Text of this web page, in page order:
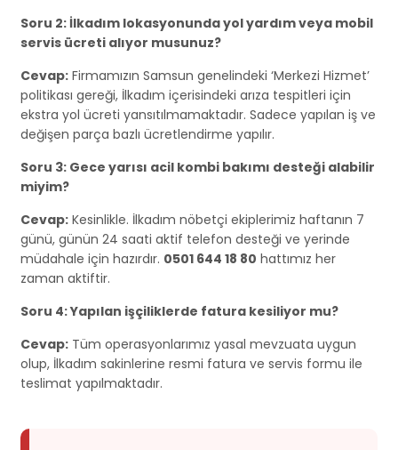
Soru 2: İlkadım lokasyonunda yol yardım veya mobil
servis ücreti alıyor musunuz?
Cevap: Firmamızın Samsun genelindeki ‘Merkezi Hizmet’
politikası gereği, İlkadım içerisindeki arıza tespitleri için
ekstra yol ücreti yansıtılmamaktadır. Sadece yapılan iş ve
değişen parça bazlı ücretlendirme yapılır.
Soru 3: Gece yarısı acil kombi bakımı desteği alabilir
miyim?
Cevap: Kesinlikle. İlkadım nöbetçi ekiplerimiz haftanın 7
günü, günün 24 saati aktif telefon desteği ve yerinde
müdahale için hazırdır. 0501 644 18 80 hattımız her
zaman aktiftir.
Soru 4: Yapılan işçiliklerde fatura kesiliyor mu?
Cevap: Tüm operasyonlarımız yasal mevzuata uygun
olup, İlkadım sakinlerine resmi fatura ve servis formu ile
teslimat yapılmaktadır.